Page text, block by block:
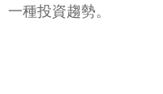
一種投資趨勢。